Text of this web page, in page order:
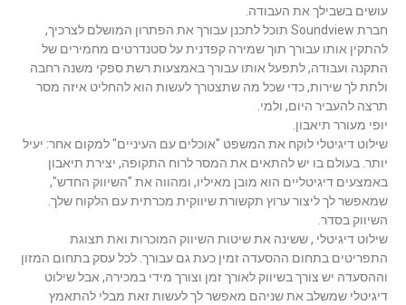
עושים בשבילך את העבודה.
חברת Soundview תוכל לתכנן עבורך את הפתרון המושלם לצרכיך,
להתקין אותו עבורך תוך שמירה קפדנית על סטנדרטים מחמירים של
התקנה ועבודה, לתפעל אותו עבורך באמצעות רשת ספקי משנה רחבה
ולתת לך שירות, כדי שכל מה שתצטרך לעשות הוא להחליט איזה מסר
תרצה להעביר היום, ולמי.
יופי מעורר תיאבון.
שילוט דיגיטלי לוקח את המשפט "אוכלים עם העיניים" למקום אחר: יעיל
יותר. בעולם בו יש להתאים את המסר לרוח התקופה, יצירת תיאבון
באמצעים דיגיטליים הוא מובן מאיליו, ומהווה את "השיווק החדש",
שמאפשר לך ליצור ערוץ תקשורת שיווקית מכרתית עם הלקוח שלך.
השיווק בסדר.
שילוט דיגיטלי , ששינה את שיטות השיווק המוכרות ואת תצוגת
התפריטים בתחום ההסעדה זמין כעת גם עבורך. לכל עסק בתחום המזון
וההסעדה יש צורך בשיווק לאורך זמן וצורך מידי במכירה, אבל שילוט
דיגיטלי שמשלב את שניהם מאפשר לך לעשות זאת מבלי להתאמץ